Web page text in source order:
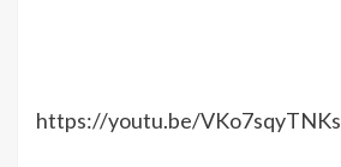
https://youtu.be/VKo7sqyTNKs